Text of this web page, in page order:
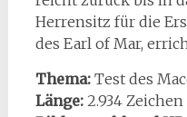
Herrensitz für die
des Earl of Mar,
Thema: Test des
Länge:2.934 Zeichen